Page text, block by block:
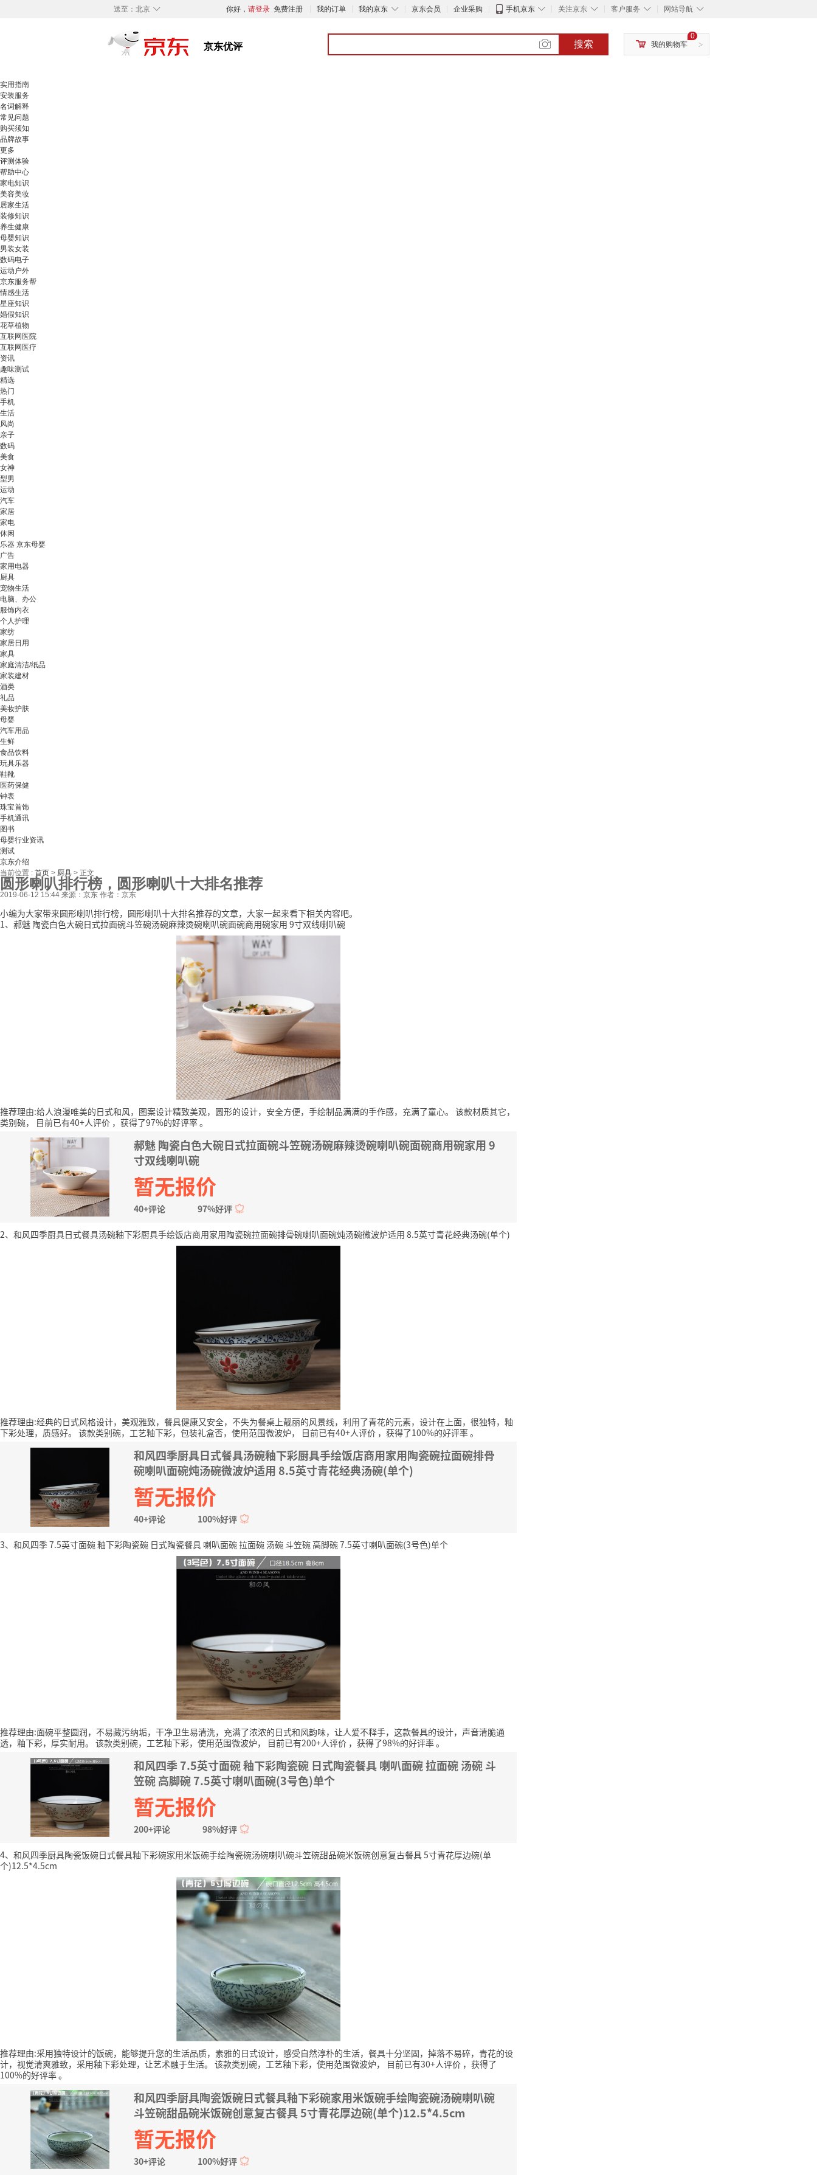
◇
送至： 北京 你好， 请登录 免费注册 我的订单 ◇
我的京东 京东会员 企业采购 ◇
手机京东 ◇
关注京东 ◇
客户服务 ◇
网站导航
搜索 >
0
我的购物车
实用指南
安装服务
名词解释
常见问题
购买须知
品牌故事
更多
评测体验
帮助中心
家电知识
美容美妆
居家生活
装修知识
养生健康
母婴知识
男装女装
数码电子
运动户外
京东服务帮
情感生活
星座知识
婚假知识
花草植物
互联网医院
互联网医疗
资讯
趣味测试
精选
热门
手机
生活
风尚
亲子
数码
美食
女神
型男
运动
汽车
家居
家电
休闲
乐器 京东母婴
广告
家用电器
厨具
宠物生活
电脑、办公
服饰内衣
个人护理
家纺
家居日用
家具
家庭清洁/纸品
家装建材
酒类
礼品
美妆护肤
母婴
汽车用品
生鲜
食品饮料
玩具乐器
鞋靴
医药保健
钟表
珠宝首饰
手机通讯
图书
母婴行业资讯
测试
京东介绍
当前位置 : 首页 > 厨具 > 正文
圆形喇叭排行榜，圆形喇叭十大排名推荐
2019-06-12 15:44 来源：京东 作者：京东
小编为大家带来圆形喇叭排行榜，圆形喇叭十大排名推荐的文章，大家一起来看下相关内容吧。
1、郝魅 陶瓷白色大碗日式拉面碗斗笠碗汤碗麻辣烫碗喇叭碗面碗商用碗家用 9寸双线喇叭碗
推荐理由:给人浪漫唯美的日式和风，图案设计精致美观，圆形的设计，安全方便，手绘制品满满的手作感，充满了童心。 该款材质其它，
类别碗，
目前已有40+人评价 ，获得了97%的好评率。
郝魅 陶瓷白色大碗日式拉面碗斗笠碗汤碗麻辣烫碗喇叭碗面碗商用碗家用 9
寸双线喇叭碗
暂无报价
40+评论 97%好评
2、和风四季厨具日式餐具汤碗釉下彩厨具手绘饭店商用家用陶瓷碗拉面碗排骨碗喇叭面碗炖汤碗微波炉适用 8.5英寸青花经典汤碗(单个)
推荐理由:经典的日式风格设计，美观雅致，餐具健康又安全，不失为餐桌上靓丽的风景线，利用了青花的元素，设计在上面，很独特，釉
下彩处理，质感好。 该款类别碗，工艺釉下彩，包装礼盒否，使用范围微波炉， 目前已有40+人评价 ，获得了100%的好评率。
和风四季厨具日式餐具汤碗釉下彩厨具手绘饭店商用家用陶瓷碗拉面碗排骨
碗喇叭面碗炖汤碗微波炉适用 8.5英寸青花经典汤碗(单个)
暂无报价
40+评论 100%好评
3、和风四季 7.5英寸面碗 釉下彩陶瓷碗 日式陶瓷餐具 喇叭面碗 拉面碗 汤碗 斗笠碗 高脚碗 7.5英寸喇叭面碗(3号色)单个
推荐理由:面碗平整圆润，不易藏污纳垢，干净卫生易清洗，充满了浓浓的日式和风韵味，让人爱不释手，这款餐具的设计，声音清脆通
透，釉下彩，厚实耐用。 该款类别碗，工艺釉下彩，使用范围微波炉， 目前已有200+人评价 ，获得了98%的好评率。
和风四季 7.5英寸面碗 釉下彩陶瓷碗 日式陶瓷餐具 喇叭面碗 拉面碗 汤碗 斗
笠碗 高脚碗 7.5英寸喇叭面碗(3号色)单个
暂无报价
200+评论 98%好评
4、和风四季厨具陶瓷饭碗日式餐具釉下彩碗家用米饭碗手绘陶瓷碗汤碗喇叭碗斗笠碗甜品碗米饭碗创意复古餐具 5寸青花厚边碗(单
个)12.5*4.5cm
推荐理由:采用独特设计的饭碗，能够提升您的生活品质，素雅的日式设计，感受自然淳朴的生活，餐具十分坚固，掉落不易碎，青花的设
计，视觉清爽雅致，采用釉下彩处理，让艺术融于生活。 该款类别碗，工艺釉下彩，使用范围微波炉， 目前已有30+人评价 ，获得了
100%的好评率。
和风四季厨具陶瓷饭碗日式餐具釉下彩碗家用米饭碗手绘陶瓷碗汤碗喇叭碗
斗笠碗甜品碗米饭碗创意复古餐具 5寸青花厚边碗(单个)12.5*4.5cm
暂无报价
30+评论 100%好评